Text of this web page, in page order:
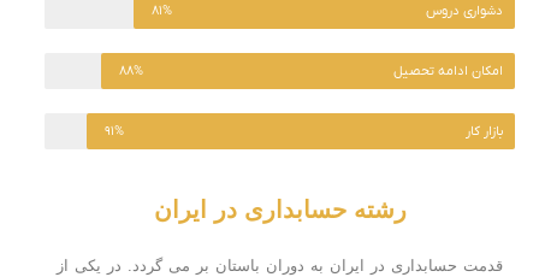
دشواری دروس ۸۱%
امکان ادامه تحصیل ۸۸%
بازار کار ۹۱%
رشته حسابداری در ایران
قدمت حسابداری در ایران به دوران باستان بر می گردد. در یکی از